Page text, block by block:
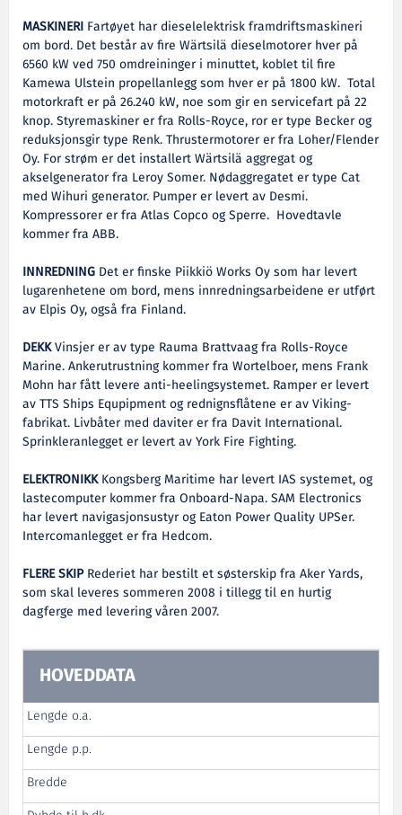
MASKINERI Fartøyet har dieselelektrisk framdriftsmaskineri
om bord. Det består av fire Wärtsilä dieselmotorer hver på
6560 kW ved 750 omdreininger i minuttet, koblet til fire
Kamewa Ulstein propellanlegg som hver er på 1800 kW. Total
motorkraft er på 26.240 kW, noe som gir en servicefart på 22
knop. Styremaskiner er fra Rolls-Royce, ror er type Becker og
reduksjonsgir type Renk. Thrustermotorer er fra Loher/Flender
Oy. For strøm er det installert Wärtsilä aggregat og
akselgenerator fra Leroy Somer. Nødaggregatet er type Cat
med Wihuri generator. Pumper er levert av Desmi.
Kompressorer er fra Atlas Copco og Sperre. Hovedtavle
kommer fra ABB.
INNREDNING Det er finske Piikkiö Works Oy som har levert
lugarenhetene om bord, mens innredningsarbeidene er utført
av Elpis Oy, også fra Finland.
DEKKVinsjer er av type Rauma Brattvaag fra Rolls-Royce
Marine. Ankerutrustning kommer fra Wortelboer, mens Frank
Mohn har fått levere anti-heelingsystemet. Ramper er levert
av TTS Ships Equpipment og rednignsflåtene er av Viking-
fabrikat. Livbåter med daviter er fra Davit International.
Sprinkleranlegget er levert av York Fire Fighting.
ELEKTRONIKKKongsberg Maritime har levert IAS systemet, og
lastecomputer kommer fra Onboard-Napa. SAM Electronics
har levert navigasjonsustyr og Eaton Power Quality UPSer.
Intercomanlegget er fra Hedcom.
FLERE SKIPRederiet har bestilt et søsterskip fra Aker Yards,
som skal leveres sommeren 2008 i tillegg til en hurtig
dagferge med levering våren 2007.
HOVEDDATA
Lengde o.a.
Lengde p.p.
Bredde